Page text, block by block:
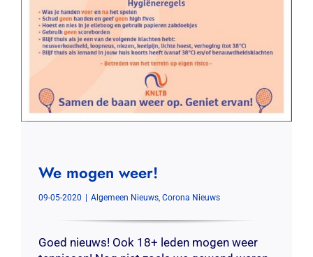
We mogen weer!
09-05-2020 Algemeen Nieuws, Corona Nieuws
Goed nieuws! Ook 18+ leden mogen weer